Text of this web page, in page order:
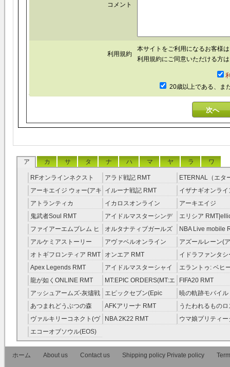
コメント
利用規約
本サイトをご利用になるお客様
利用規約にご同意いただける方
20歳以上である、ま
ア カ サ タ ナ ハ マ ヤ ラ ワ
RFオンラインネクスト
RMT
アラド戦記 RMT
ETERNAL（エタ
RMT
アーキエイジ ウォー(アキ
ウオ) RMT
イルーナ戦記 RMT
イザナギオンライ
アトランティカ
RMT|Atlantica RMT
イカロスオンライン
RMT（予約制）
アーキエイジ
RMT|ArcheAge
約制）
鬼武者Soul RMT
アイドルマスターシンデ
レラガールズ(モバマス)
RMT
エリシア
RMT
ファイアーエムブレム ヒ
ーローズ(FEヒーローズ)
RMT
オルタナティブガールズ
RMT
NBA Live mobile
アルケミアストーリー
（アルスト） RMT
アヴァベルオンライン
RMT
アズールレーン(
RMT
オトギフロンティア RMT オンエア RMT
イドラファンタシ
ーサーガ RMT
Apex Legends RMT
アイドルマスターシャイ
ニーカラーズ(シャニマス)
RMT
エラントゥ: ベヒ
ピリット RMT
龍が如くONLINE RMT
MT:EPIC ORDERS(MT:エ
ピック・オーダーズ)
RMT
FIFA20 RMT
アッシュアームズ‐灰燼戦
線 RMT
エピックセブン(Epic
Seven) RMT
暁の軌跡モバイル
伝説 ） RMT
あつまれどうぶつの森
RMT
AFKアリーナ RMT
うたわれるもの
ラグ(ロスフラ)
ヴァルキリーコネクト(ヴ
ァルコネ) RMT
NBA 2K22 RMT
ウマ娘プリティー
エコーオブソウル(EOS)
RMT
ホーム
About us Contact us Shipping policy Private policy